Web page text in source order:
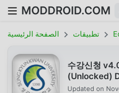
MODDROID.COM
الصفحة الرئيسية تطبيقات
수강신청
(Unlocked)
Updated on